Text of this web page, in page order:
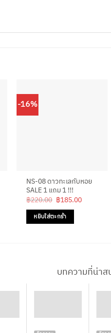
-16%
NS-08 ดาวทะเลกับหอย
SALE 1 แถม 1 !!!
฿220.00 Original
price
was:
฿220.00.
฿185.00Current
หยิบใส่ตะกร้า
บทความที่น่าส